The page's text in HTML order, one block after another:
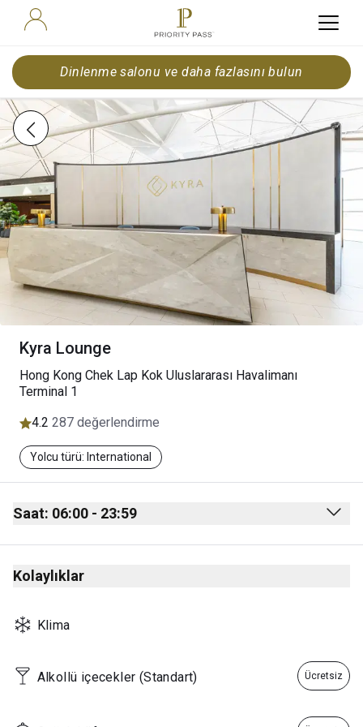
Dinlenme salonu ve daha fazlasını bulun
Kyra Lounge
Hong Kong Chek Lap Kok Uluslararası Havalimanı
Terminal 1
4.2 287 değerlendirme
Yolcu türü: International
Saat: 06:00 - 23:59
Monday 06:00 - 23:59
Tuesday
Thursday
Friday 06:00 - 23:59
Kolaylıklar
Klima
Alkollü içecekler (Standart) Ücretsiz